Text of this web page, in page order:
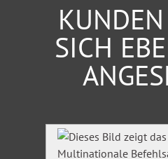
SICH
Produktgalerie